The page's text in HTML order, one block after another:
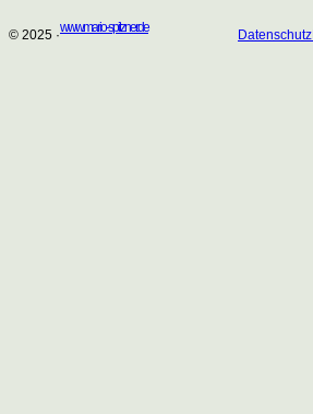
© 2025 ·
www.mario-spitzner.de
Datenschutz